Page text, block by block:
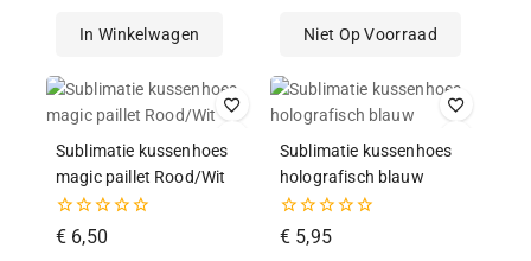
In Winkelwagen Niet Op Voorraad
Sublimatie kussenhoes
magic paillet Rood/Wit
0
van
€ 6,50
Sublimatie kussenhoes
holografisch blauw
0
van
€ 5,95